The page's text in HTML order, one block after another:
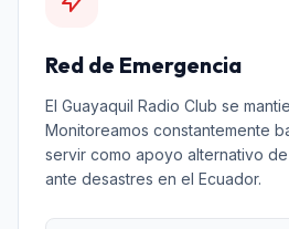
Red de Emergencia
El Guayaquil Radio Club se
Monitoreamos constantemente
servir como apoyo alternativo
ante desastres en el Ecuador.